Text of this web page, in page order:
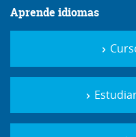
Aprende idiomas